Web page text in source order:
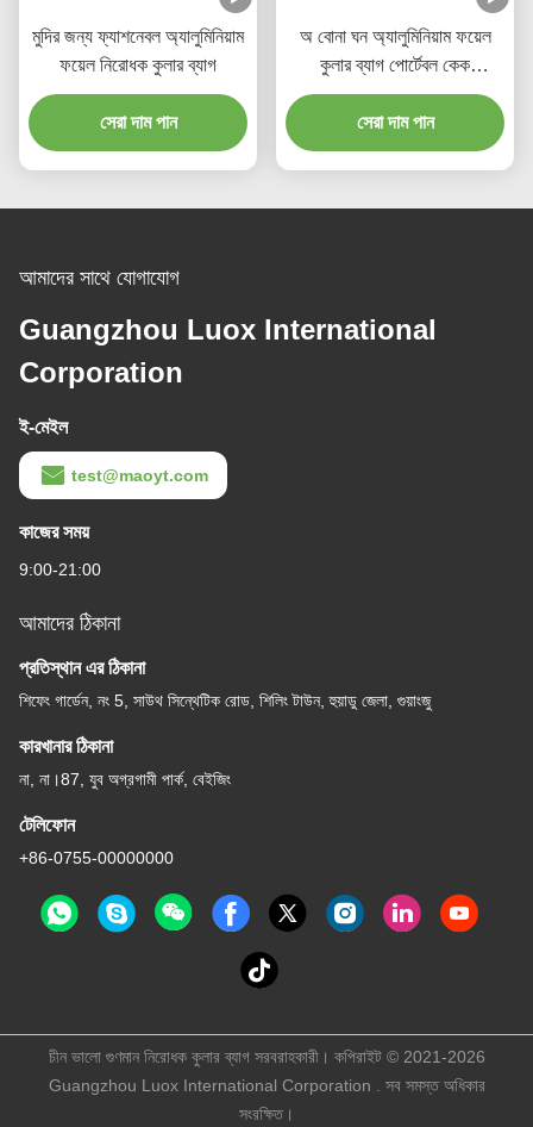
মুদির জন্য ফ্যাশনেবল অ্যালুমিনিয়াম
ফয়েল নিরোধক কুলার ব্যাগ
সেরা দাম পান
অ বোনা ঘন অ্যালুমিনিয়াম ফয়েল
কুলার ব্যাগ পোর্টেবল কেক
টেকঅ্যাওয়ে ইনসুলেশন ব্যাগ
সেরা দাম পান
আমাদের সাথে যোগাযোগ
Guangzhou Luox International
Corporation
ই-মেইল
test@maoyt.com
কাজের সময়
9:00-21:00
আমাদের ঠিকানা
প্রতিস্থান এর ঠিকানা
শিফেং গার্ডেন, নং 5, সাউথ সিন্থেটিক রোড, শিলিং টাউন, হুয়াডু জেলা, গুয়াংজু
কারখানার ঠিকানা
না, না।87, যুব অগ্রগামী পার্ক, বেইজিং
টেলিফোন
+86-0755-00000000
চীন ভালো গুণমান নিরোধক কুলার ব্যাগ সরবরাহকারী। কপিরাইট © 2021-2026
Guangzhou Luox International Corporation . সব সমস্ত অধিকার
সংরক্ষিত।